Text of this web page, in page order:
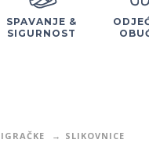
SPAVANJE &
SIGURNOST
IGRAČKE SLIKOVNICE